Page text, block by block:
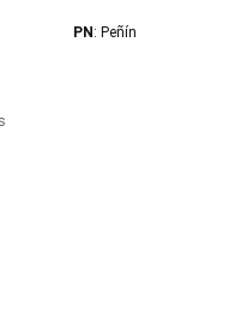
PN : Peñín